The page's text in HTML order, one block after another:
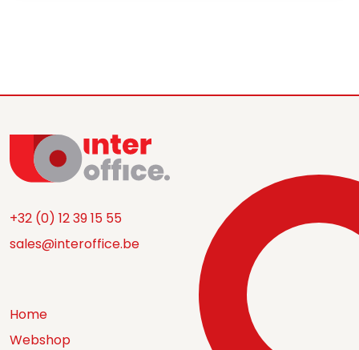
+32 (0) 12 39 15 55
sales@interoffice.be
Home
Webshop